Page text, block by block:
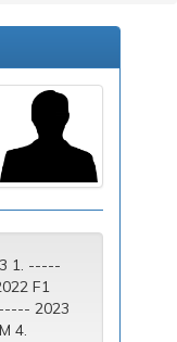
1. -----
F1
2023
4.